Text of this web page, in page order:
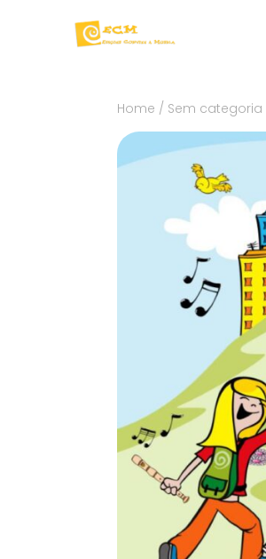
Home / Sem categoria